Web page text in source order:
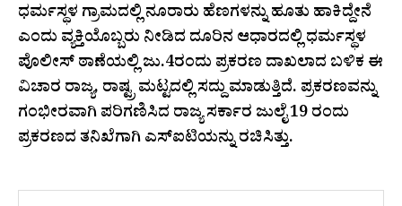
ಧರ್ಮಸ್ಥಳ ಗ್ರಾಮದಲ್ಲಿ ನೂರಾರು ಹೆಣಗಳನ್ನು ಹೂತು ಹಾಕಿದ್ದೇನೆ
ಎಂದು ವ್ಯಕ್ತಿಯೊಬ್ಬರು ನೀಡಿದ ದೂರಿನ ಆಧಾರದಲ್ಲಿ ಧರ್ಮಸ್ಥಳ
ಪೊಲೀಸ್‌ ಠಾಣೆಯಲ್ಲಿ ಜು.4ರಂದು ಪ್ರಕರಣ ದಾಖಲಾದ ಬಳಿಕ ಈ
ವಿಚಾರ ರಾಜ್ಯ, ರಾಷ್ಟ್ರ ಮಟ್ಟದಲ್ಲಿ ಸದ್ದು ಮಾಡುತ್ತಿದೆ. ಪ್ರಕರಣವನ್ನು
ಗಂಭೀರವಾಗಿ ಪರಿಗಣಿಸಿದ ರಾಜ್ಯ ಸರ್ಕಾರ ಜುಲೈ 19 ರಂದು
ಪ್ರಕರಣದ ತನಿಖೆಗಾಗಿ ಎಸ್‌ಐಟಿಯನ್ನು ರಚಿಸಿತ್ತು.